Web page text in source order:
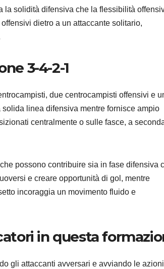
la solidità difensiva che la flessibilità
dietro a un attaccante solitario,
3-4-2-1
due centrocampisti offensivi e
linea difensiva mentre fornisce ampio
centralmente o sulle fasce, a
possono contribuire sia in fase difensiva
e creare opportunità di gol, mentre
incoraggia un movimento fluido e
in questa
gli attaccanti avversari e avviando le